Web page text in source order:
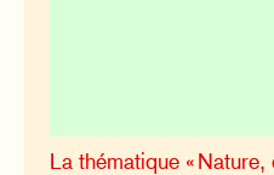
La thématique «